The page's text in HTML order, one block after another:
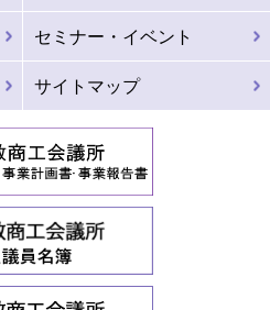
セミナー・イベント
サイトマップ